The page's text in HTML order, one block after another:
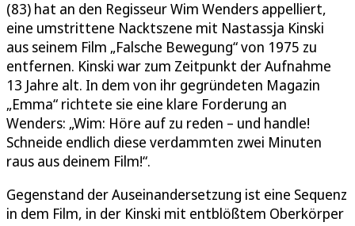
(83) hat an den Regisseur Wim Wenders appelliert,
eine umstrittene Nacktszene mit Nastassja Kinski
aus seinem Film „Falsche Bewegung“ von 1975 zu
entfernen. Kinski war zum Zeitpunkt der Aufnahme
13 Jahre alt. In dem von ihr gegründeten Magazin
„Emma“ richtete sie eine klare Forderung an
Wenders: „Wim: Höre auf zu reden – und handle!
Schneide endlich diese verdammten zwei Minuten
raus aus deinem Film!“.
Gegenstand der Auseinandersetzung ist eine Sequenz
in dem Film, in der Kinski mit entblößtem Oberkörper